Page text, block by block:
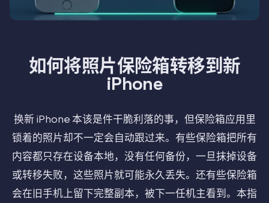
如何将照片保险箱转移到新
iPhone
换新 iPhone 本该是件干脆利落的事，但保险箱应用里
锁着的照片却不一定会自动跟过来。有些保险箱把所有
内容都只存在设备本地，没有任何备份，一旦抹掉设备
或转移失败，这些照片就可能永久丢失。还有些保险箱
会在旧手机上留下完整副本，被下一任机主看到。本指